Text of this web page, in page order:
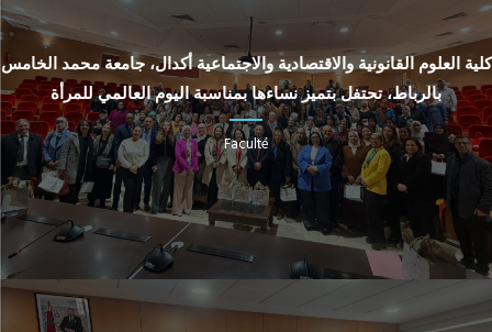
كلية العلوم القانونية والاقتصادية والاجتماعية أكدال، جامعة محمد الخامس
بالرباط، تحتفل بتميز نساءها بمناسبة اليوم العالمي للمرأة
Faculté